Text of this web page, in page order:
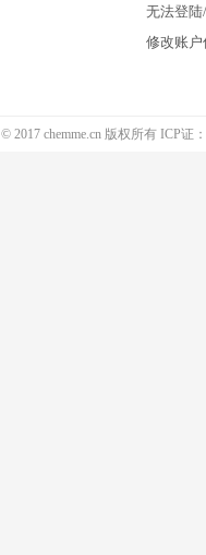
无法登
修改账户
© 2017 chemme.cn 版权所有 ICP证：